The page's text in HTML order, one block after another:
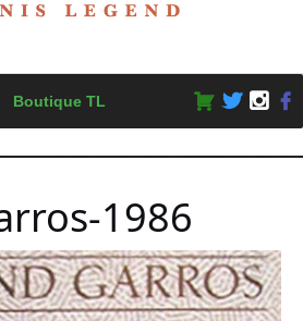
Boutique TL
1986